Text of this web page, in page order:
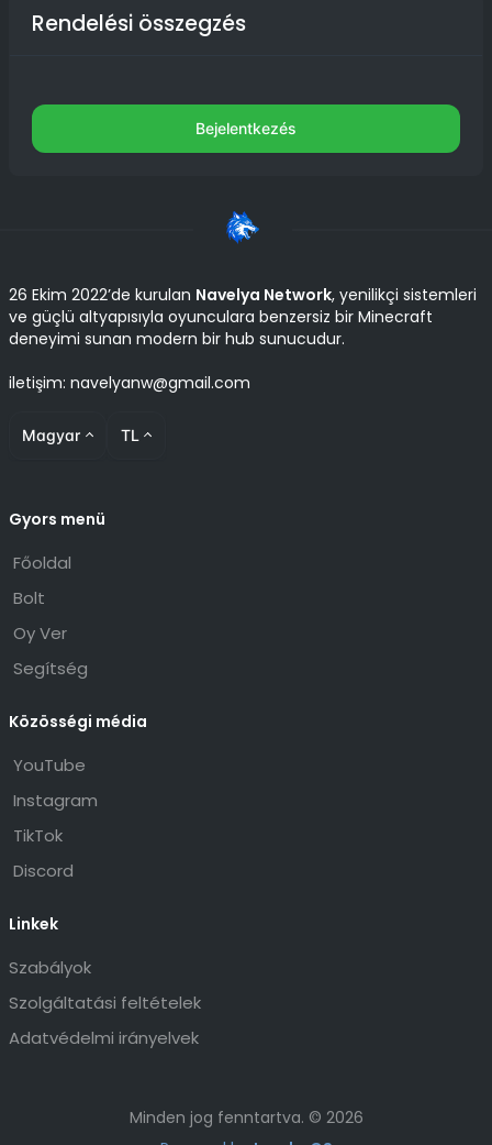
Rendelési összegzés
Bejelentkezés
26 Ekim 2022’de kurulan Navelya Network, yenilikçi sistemleri
ve güçlü altyapısıyla oyunculara benzersiz bir Minecraft
deneyimi sunan modern bir hub sunucudur.
iletişim: navelyanw@gmail.com
Magyar TL
Gyors menü
Főoldal
Bolt
Oy Ver
Segítség
Közösségi média
YouTube
Instagram
TikTok
Discord
Linkek
Szabályok
Szolgáltatási feltételek
Adatvédelmi irányelvek
Minden jog fenntartva. © 2026